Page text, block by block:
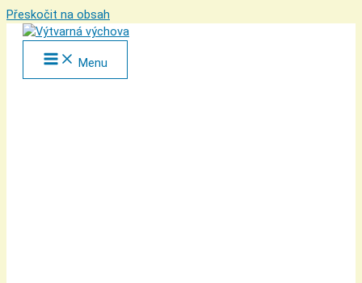
Přeskočit na obsah
Menu